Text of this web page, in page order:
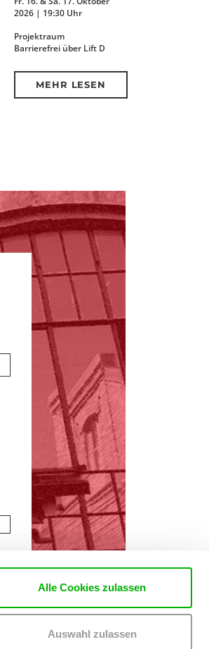
Alle Cookies zulassen
Auswahl zulassen
2026 | 19:30 Uhr
Projektraum
Barrierefrei über Lift D
MEHR LESEN